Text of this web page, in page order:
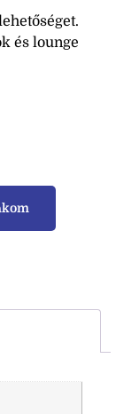
és lounge